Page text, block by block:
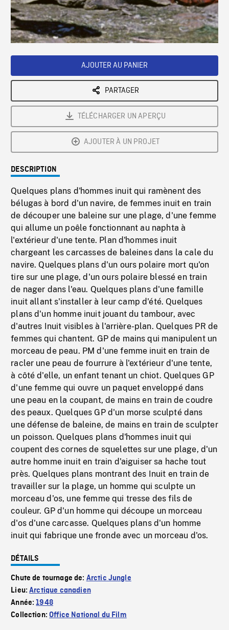
/ Loaded:
Playback
AJOUTER AU PANIER
PARTAGER
TÉLÉCHARGER UN APERÇU
AJOUTER À UN PROJET
DESCRIPTION
Quelques plans d'hommes inuit qui ramènent des
bélugas à bord d'un navire, de femmes inuit en train
de découper une baleine sur une plage, d'une femme
qui allume un poêle fonctionnant au naphta à
l'extérieur d'une tente. Plan d'hommes inuit
chargeant les carcasses de baleines dans la cale du
navire. Quelques plans d'un ours polaire mort qu'on
tire sur une plage, d'un ours polaire blessé en train
de nager dans l'eau. Quelques plans d'une famille
inuit allant s'installer à leur camp d'été. Quelques
plans d'un homme inuit jouant du tambour, avec
d'autres Inuit visibles à l'arrière-plan. Quelques PR de
femmes qui chantent. GP de mains qui manipulent un
morceau de peau. PM d'une femme inuit en train de
racler une peau de fourrure à l'extérieur d'une tente,
à côté d'elle, un enfant tenant un chiot. Quelques GP
d'une femme qui ouvre un paquet enveloppé dans
une peau en la coupant, de mains en train de coudre
des peaux. Quelques GP d'un morse sculpté dans
une défense de baleine, de mains en train de sculpter
un poisson. Quelques plans d'hommes inuit qui
coupent des cornes de squelettes sur une plage, d'un
autre homme inuit en train d'aiguiser sa hache tout
près. Quelques plans montrant des Inuit en train de
travailler sur la plage, un homme qui sculpte un
morceau d'os, une femme qui tresse des fils de
couleur. GP d'un homme qui découpe un morceau
d'os d'une carcasse. Quelques plans d'un homme
inuit qui fabrique une fronde avec un morceau d'os.
DÉTAILS
Chute de tournage de: Arctic Jungle
Lieu:Arctique canadien
Année:1948
Collection:Office National du Film